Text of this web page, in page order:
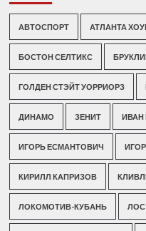
АВТОСПОРТ АТЛАНТА
БОСТОН СЕЛТИКС
ГОЛДЕН СТЭЙТ УОРРИОРЗ
ДИНАМО ЗЕНИТ
ИГОРЬ ЕСМАНТОВИЧ
КИРИЛЛ КАПРИЗОВ
ЛОКОМОТИВ-КУБАНЬ